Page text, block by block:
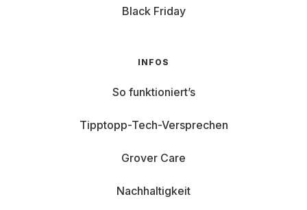
Black Friday
INFOS
So funktioniert’s
Tipptopp-Tech-Versprechen
Grover Care
Nachhaltigkeit